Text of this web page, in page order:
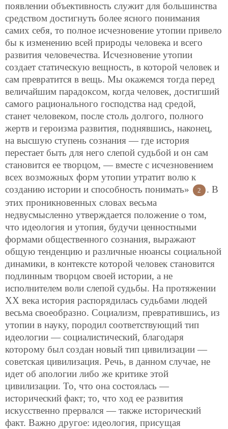
появлении объективность служит для большинства
средством достигнуть более ясного понимания
самих себя, то полное исчезновение утопии привело
бы к изменению всей природы человека и всего
развития человечества. Исчезновение утопии
создает статическую вещность, в которой человек и
сам превратится в вещь. Мы окажемся тогда перед
величайшим парадоксом, когда человек, достигший
самого рационального господства над средой,
станет человеком, после столь долгого, полного
жертв и героизма развития, поднявшись, наконец,
на высшую ступень сознания — где история
перестает быть для него слепой судьбой и он сам
становится ее творцом, — вместе с исчезновением
всех возможных форм утопии утратит волю к
созданию истории и способность понимать»
2
. В
этих проникновенных словах весьма
недвусмысленно утверждается положение о том,
что идеология и утопия, будучи ценностными
формами общественного сознания, выражают
общую тенденцию и различные нюансы социальной
динамики, в контексте которой человек становится
подлинным творцом своей истории, а не
исполнителем воли слепой судьбы. На протяжении
ХХ века история распорядилась судьбами людей
весьма своеобразно. Социализм, превратившись, из
утопии в науку, породил соответствующий тип
идеологии — социалистический, благодаря
которому был создан новый тип цивилизации —
советская цивилизация. Речь, в данном случае, не
идет об апологии либо же критике этой
цивилизации. То, что она состоялась —
исторический факт; то, что ход ее развития
искусственно прервался — также исторический
факт. Важно другое: идеология, присущая